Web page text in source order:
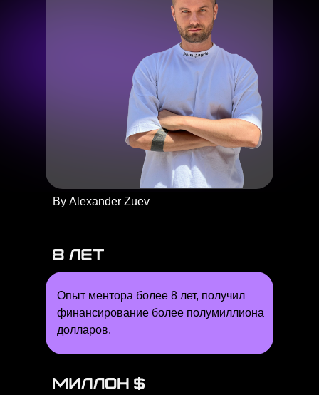
By Alexander Zuev
Опыт ментора более 8 лет, получил
финансирование более полумиллиона
долларов.